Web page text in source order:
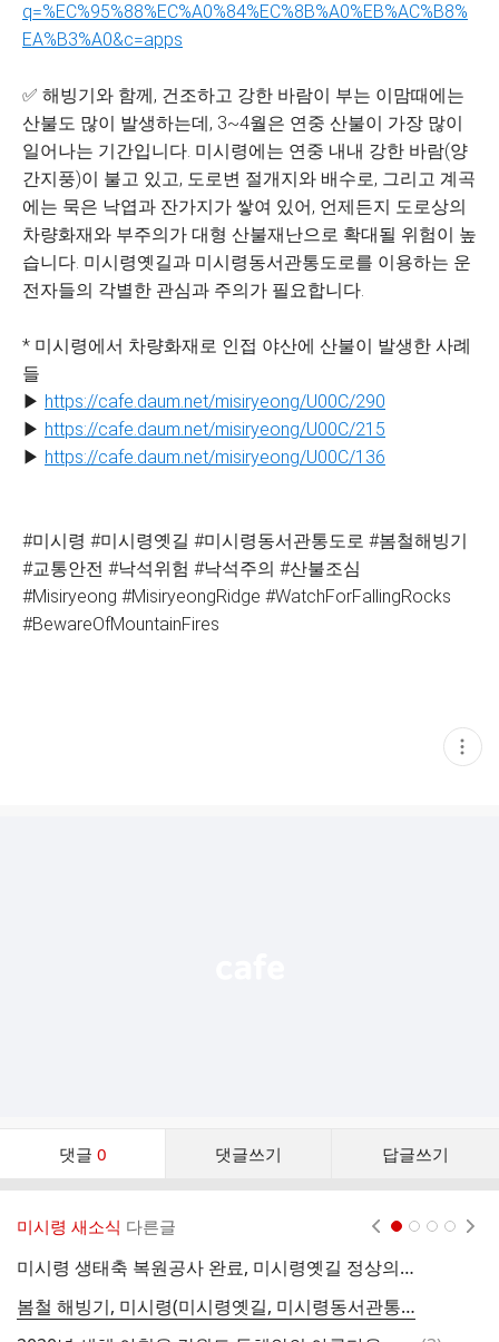
q=%EC%95%88%EC%A0%84%EC%8B%A0%EB%AC%B8%
EA%B3%A0&c=apps
✅ 해빙기와 함께, 건조하고 강한 바람이 부는 이맘때에는
산불도 많이 발생하는데, 3~4월은 연중 산불이 가장 많이
일어나는 기간입니다. 미시령에는 연중 내내 강한 바람(양
간지풍)이 불고 있고, 도로변 절개지와 배수로, 그리고 계곡
에는 묵은 낙엽과 잔가지가 쌓여 있어, 언제든지 도로상의
차량화재와 부주의가 대형 산불재난으로 확대될 위험이 높
습니다. 미시령옛길과 미시령동서관통도로를 이용하는 운
전자들의 각별한 관심과 주의가 필요합니다.
* 미시령에서 차량화재로 인접 야산에 산불이 발생한 사례
들
▶ https://cafe.daum.net/misiryeong/U00C/290
▶ https://cafe.daum.net/misiryeong/U00C/215
▶ https://cafe.daum.net/misiryeong/U00C/136
#미시령 #미시령옛길 #미시령동서관통도로 #봄철해빙기
#교통안전 #낙석위험 #낙석주의 #산불조심
#Misiryeong #MisiryeongRidge #WatchForFallingRocks
#BewareOfMountainFires
현
재
댓글 0 댓글쓰기 답글쓰기
댓
미시령 새소식 다른글
미시령 생태축 복원공사 완료, 미시령옛길 정상의 '미시령탐방지원센터' 개관
봄철 해빙기, 미시령(미시령옛길, 미시령동서관통도로)을 넘을 때 '낙석'과 '산불'에 유의하면서 안전운행하세요!